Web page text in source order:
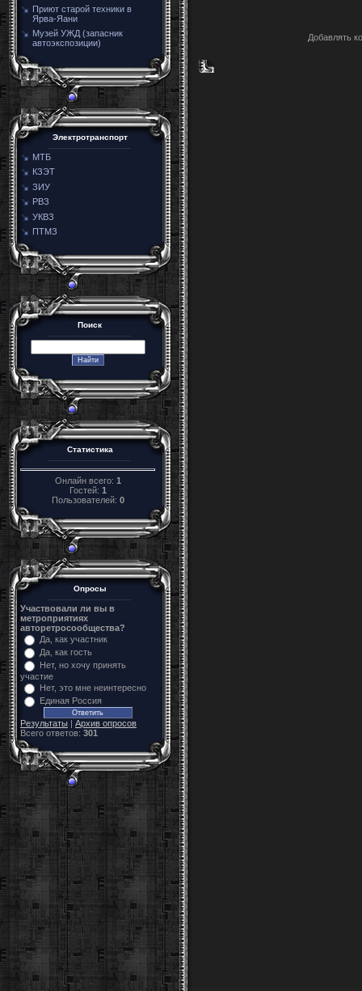
Приют старой техники в
Ярва-Яани
Музей УЖД (запасник
автоэкспозиции)
Электротранспорт
МТБ
КЗЭТ
ЗИУ
РВЗ
УКВЗ
ПТМЗ
Поиск
Статистика
Онлайн всего: 1
Гостей: 1
Пользователей: 0
Опросы
Участвовали ли вы в
метроприятиях
авторетросообщества?
Да, как участник
Да, как гость
Нет, но хочу принять
участие
Нет, это мне неинтересно
Единая Россия
Результаты | Архив опросов
Всего ответов: 301
Добавлять